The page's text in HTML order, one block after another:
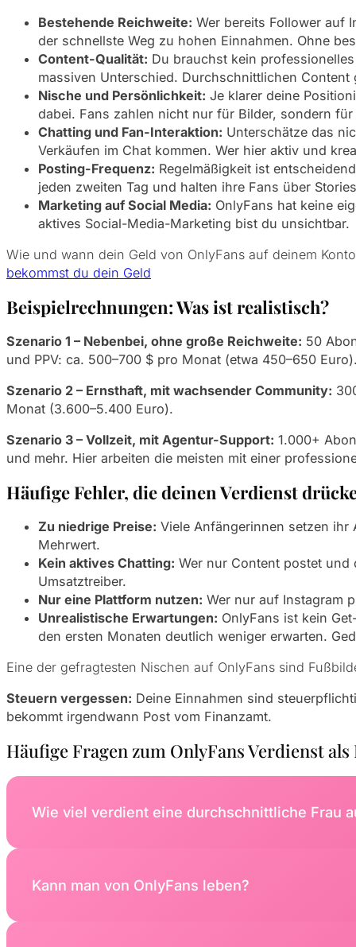
Bestehende Reichweite: Wer bereits Follower auf
der schnellste Weg zu hohen Einnahmen. Ohne
Content-Qualität: Du brauchst kein
massiven Unterschied. Durchschnittlichen
Nische und Persönlichkeit: Je klarer deine
dabei. Fans zahlen nicht nur für Bilder, sondern
Chatting und Fan-Interaktion: Unterschätze das
Verkäufen im Chat kommen. Wer hier aktiv und
Posting-Frequenz: Regelmäßigkeit ist
jeden zweiten Tag und halten ihre Fans über
Marketing auf Social Media: OnlyFans hat keine
aktives Social-Media-Marketing bist du unsichtbar.
Wie und wann dein Geld von OnlyFans auf deinem
bekommst du dein Geld
Beispielrechnungen: Was ist realistisch?
Szenario 1 – Nebenbei, ohne große Reichweite: 50
und PPV: ca. 500–700 $ pro Monat (etwa 450–650
Szenario 2 – Ernsthaft, mit wachsender Community:
Monat (3.600–5.400 Euro).
Szenario 3 – Vollzeit, mit Agentur-Support: 1.000+
und mehr. Hier arbeiten die meisten mit einer
Häufige Fehler, die deinen Verdienst
Zu niedrige Preise: Viele Anfängerinnen setzen
Mehrwert.
Kein aktives Chatting: Wer nur Content postet und
Umsatztreiber.
Nur eine Plattform nutzen: Wer nur auf Instagram
Unrealistische Erwartungen: OnlyFans ist kein
den ersten Monaten deutlich weniger erwarten.
Eine der gefragtesten Nischen auf OnlyFans sind
Steuern vergessen: Deine Einnahmen sind
bekommt irgendwann Post vom Finanzamt.
Häufige Fragen zum OnlyFans Verdienst als
Wie viel verdient eine durchschnittliche Frau
Kann man von OnlyFans leben?